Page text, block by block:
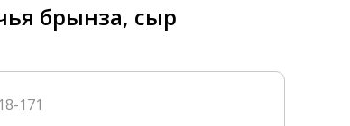
и лицензии
аудит
брынза, сыр
171